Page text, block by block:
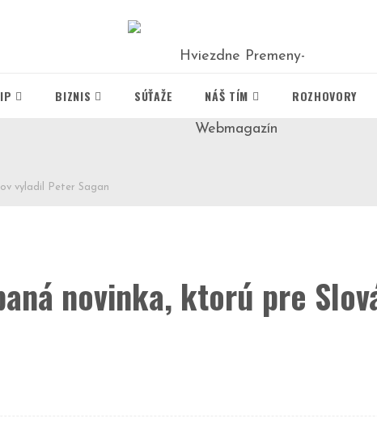
BIZNIS SÚŤAŽE NÁŠ TÍM ROZHOVORY
vyladil Peter Sagan
novinka, ktorú pre